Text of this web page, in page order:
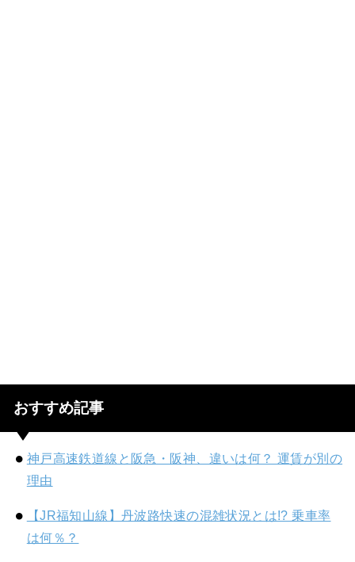
おすすめ記事
神戸高速鉄道線と阪急・阪神、違いは何？ 運賃が別の
理由
【JR福知山線】丹波路快速の混雑状況とは!? 乗車率
は何％？